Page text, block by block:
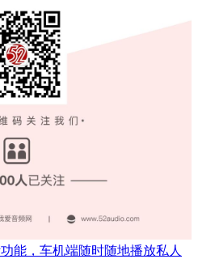
能，车机端随时随地播放私人